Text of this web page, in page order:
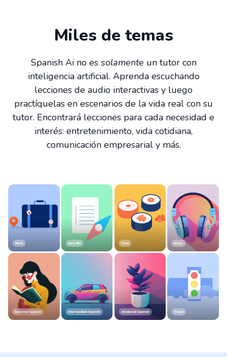
Miles de temas
Spanish Ai no es solamente un tutor con
inteligencia artificial. Aprenda escuchando
lecciones de audio interactivas y luego
practíquelas en escenarios de la vida real con su
tutor. Encontrará lecciones para cada necesidad e
interés: entretenimiento, vida cotidiana,
comunicación empresarial y más.